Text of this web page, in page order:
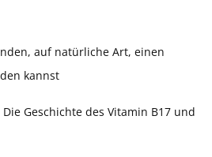
auf natürliche Art, einen
kannst
Geschichte des Vitamin B17 und